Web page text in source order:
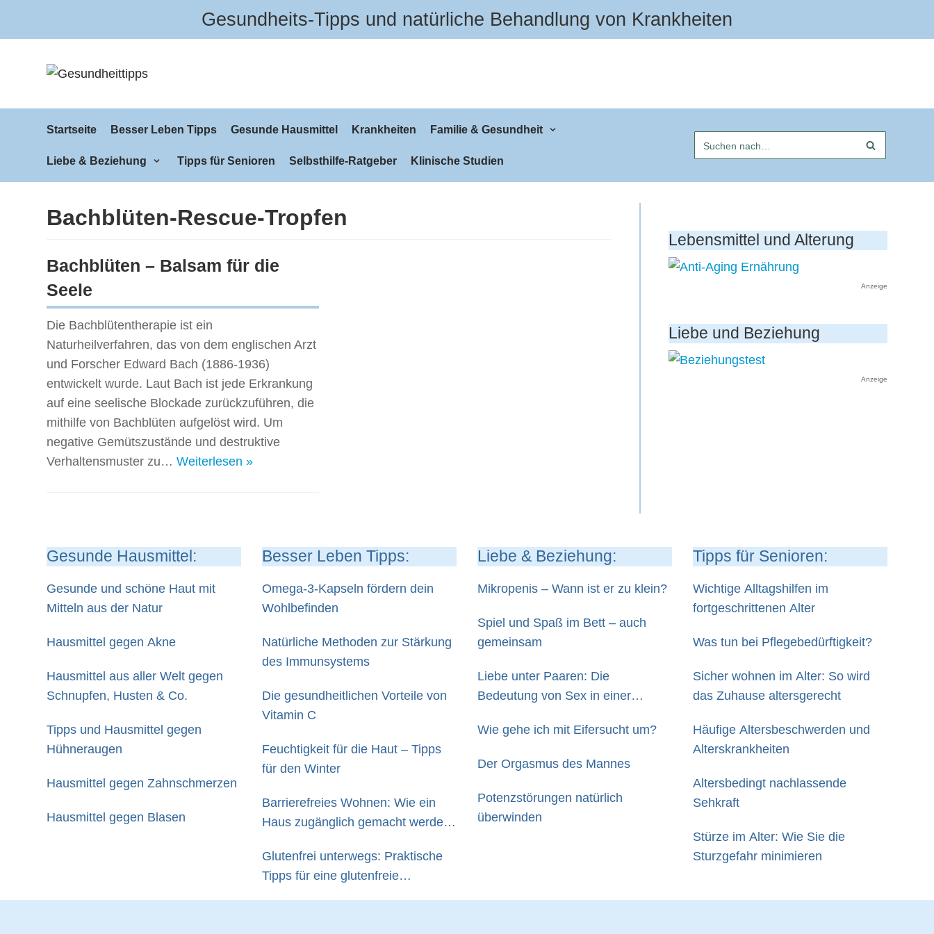
Zum
Gesundheits-Tipps und natürliche Behandlung von Krankheiten
Startseite Besser Leben Tipps Gesunde Hausmittel Krankheiten Familie & Gesundheit
Liebe & Beziehung Tipps für Senioren Selbsthilfe-Ratgeber Klinische Studien
Bachblüten-Rescue-Tropfen
Bachblüten – Balsam für die
Seele
Die Bachblütentherapie ist ein
Naturheilverfahren, das von dem englischen Arzt
und Forscher Edward Bach (1886-1936)
entwickelt wurde. Laut Bach ist jede Erkrankung
auf eine seelische Blockade zurückzuführen, die
mithilfe von Bachblüten aufgelöst wird. Um
negative Gemütszustände und destruktive
Verhaltensmuster zu… Weiterlesen »
Lebensmittel und Alterung
Anzeige
Liebe und Beziehung
Anzeige
Gesunde Hausmittel:
Gesunde und schöne Haut mit
Mitteln aus der Natur
Hausmittel gegen Akne
Hausmittel aus aller Welt gegen
Schnupfen, Husten & Co.
Tipps und Hausmittel gegen
Hühneraugen
Hausmittel gegen Zahnschmerzen
Hausmittel gegen Blasen
Besser Leben Tipps:
Omega-3-Kapseln fördern dein
Wohlbefinden
Natürliche Methoden zur Stärkung
des Immunsystems
Die gesundheitlichen Vorteile von
Vitamin C
Feuchtigkeit für die Haut – Tipps
für den Winter
Barrierefreies Wohnen: Wie ein
Haus zugänglich gemacht werden
Glutenfrei unterwegs: Praktische
Tipps für eine glutenfreie
Liebe & Beziehung:
Mikropenis – Wann ist er zu klein?
Spiel und Spaß im Bett – auch
gemeinsam
Liebe unter Paaren: Die
Bedeutung von Sex in einer
Wie gehe ich mit Eifersucht um?
Der Orgasmus des Mannes
Potenzstörungen natürlich
überwinden
Tipps für Senioren:
Wichtige Alltagshilfen im
fortgeschrittenen Alter
Was tun bei Pflegebedürftigkeit?
Sicher wohnen im Alter: So wird
das Zuhause altersgerecht
Häufige Altersbeschwerden und
Alterskrankheiten
Altersbedingt nachlassende
Sehkraft
Stürze im Alter: Wie Sie die
Sturzgefahr minimieren